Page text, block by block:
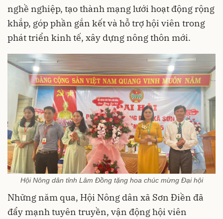
nghề nghiệp, tạo thành mạng lưới hoạt động rộng
khắp, góp phần gắn kết và hỗ trợ hội viên trong
phát triển kinh tế, xây dựng nông thôn mới.
Hội Nông dân tỉnh Lâm Đồng tặng hoa chúc mừng Đại hội
Những năm qua, Hội Nông dân xã Sơn Điền đã
đẩy mạnh tuyên truyền, vận động hội viên